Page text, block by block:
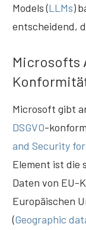
Models (LLMs)
entscheidend,
Microsofts
Microsoft gibt
DSGVO-
and Security
Element ist die
Daten von EU-
Europäischen
(Geographic